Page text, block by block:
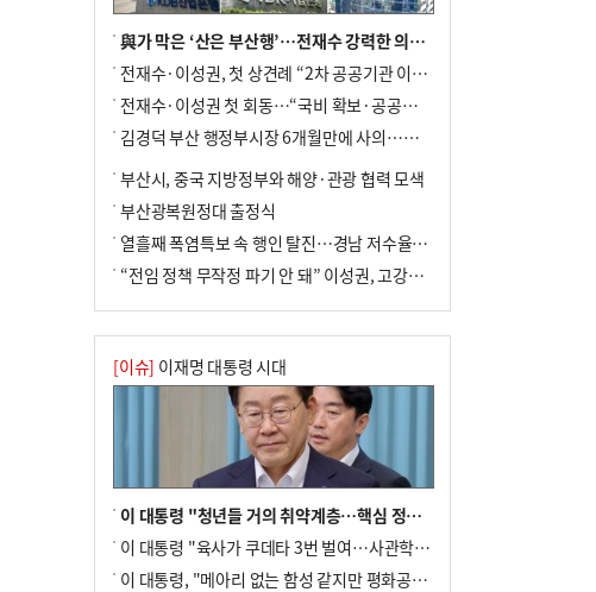
與가 막은 ‘산은 부산행’…전재수 강력한 의지 표명 없인 공염불
전재수·이성권, 첫 상견례 “2차 공공기관 이전 초당 협력”(종합)
전재수·이성권 첫 회동…“국비 확보·공공기관 이전 협력”
김경덕 부산 행정부시장 6개월만에 사의…후임 인선 촉각
부산시, 중국 지방정부와 해양·관광 협력 모색
부산광복원정대 출정식
열흘째 폭염특보 속 행인 탈진…경남 저수율 평년의 절반
“전임 정책 무작정 파기 안 돼” 이성권, 고강도 ‘전재수 견제’ 예고
[이슈] 이재명 대통령 시대
이 대통령 "청년들 거의 취약계층…핵심 정책 재편""
이 대통령 "육사가 쿠데타 3번 벌여…사관학교 통합 신속히 추진"
이 대통령, "메아리 없는 함성 같지만 평화공존책 계속해야"